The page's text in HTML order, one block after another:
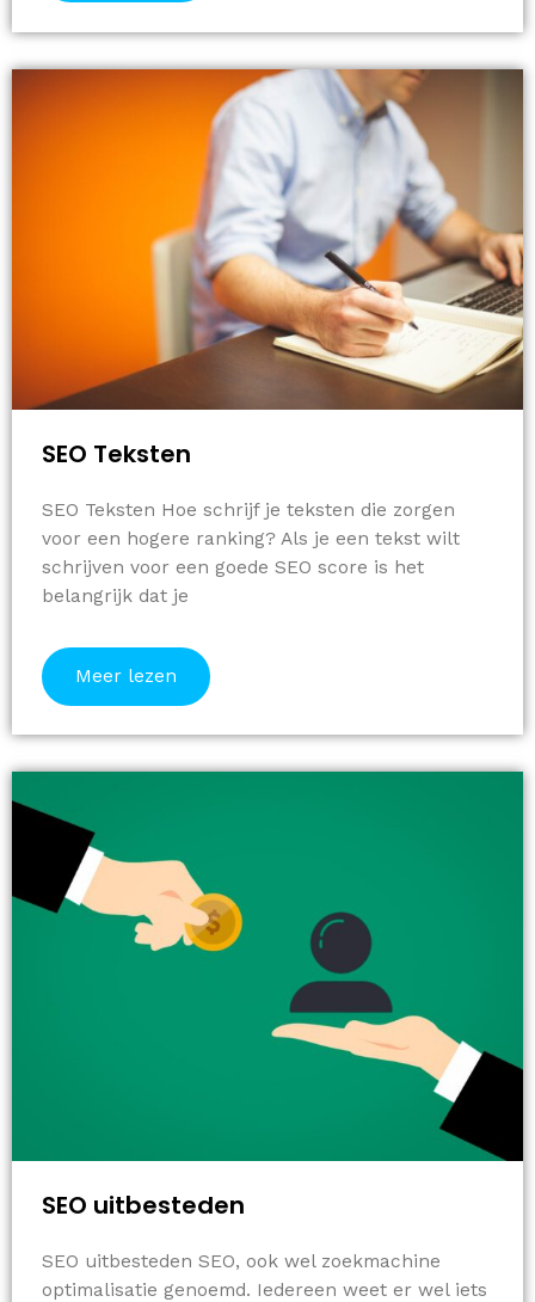
SEO Teksten
SEO Teksten Hoe schrijf je teksten die zorgen
voor een hogere ranking? Als je een tekst wilt
schrijven voor een goede SEO score is het
belangrijk dat je
Meer lezen
SEO uitbesteden
SEO uitbesteden SEO, ook wel zoekmachine
optimalisatie genoemd. Iedereen weet er wel iets